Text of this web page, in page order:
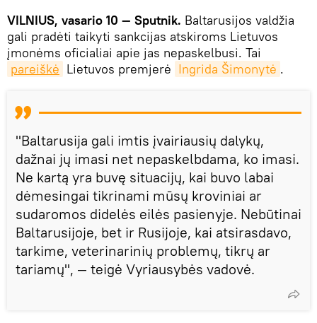
VILNIUS, vasario 10 — Sputnik. Baltarusijos valdžia
gali pradėti taikyti sankcijas atskiroms Lietuvos
įmonėms oficialiai apie jas nepaskelbusi. Tai
pareiškė Lietuvos premjerė Ingrida Šimonytė .
"Baltarusija gali imtis įvairiausių dalykų,
dažnai jų imasi net nepaskelbdama, ko imasi.
Ne kartą yra buvę situacijų, kai buvo labai
dėmesingai tikrinami mūsų kroviniai ar
sudaromos didelės eilės pasienyje. Nebūtinai
Baltarusijoje, bet ir Rusijoje, kai atsirasdavo,
tarkime, veterinarinių problemų, tikrų ar
tariamų", — teigė Vyriausybės vadovė.